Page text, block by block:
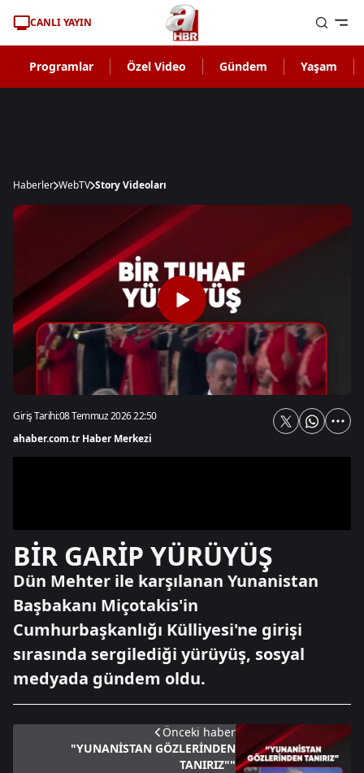
CANLI YAYIN
Programlar Özel Video Gündem Yaşam
Haberler WebTV Story Videoları
Giriş Tarihi:08 Temmuz 2026 22:50
ahaber.com.tr Haber Merkezi
BİR GARİP YÜRÜYÜŞ
Dün Mehter ile karşılanan Yunanistan
Başbakanı Miçotakis'in
Cumhurbaşkanlığı Külliyesi'ne girişi
sırasında sergilediği yürüyüş, sosyal
medyada gündem oldu.
Önceki haber
"YUNANİSTAN GÖZLERİNDEN
TANIRIZ""